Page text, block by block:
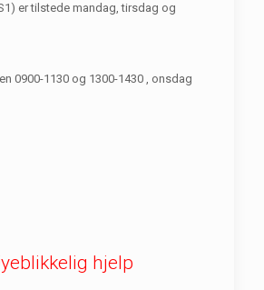
er tilstede mandag, tirsdag og
0900-1130 og 1300-1430 , onsdag
hjelp